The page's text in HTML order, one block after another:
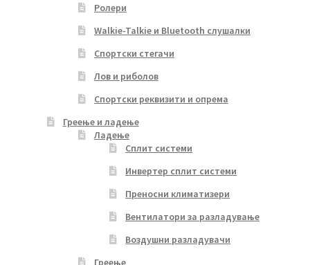
Ролери
Walkie-Talkie и Bluetooth слушалки
Спортски стегачи
Лов и риболов
Спортски реквизити и опрема
Греење и ладење
Ладење
Сплит системи
Инвертер сплит системи
Преносни климатизери
Вентилатори за разладување
Воздушни разладувачи
Греење